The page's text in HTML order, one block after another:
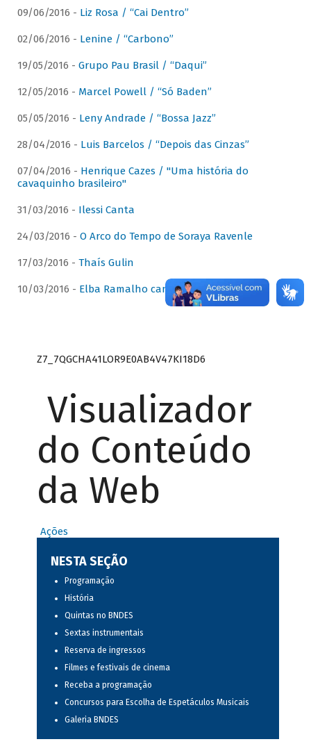
09/06/2016 - Liz Rosa / “Cai Dentro”
02/06/2016 - Lenine / “Carbono”
19/05/2016 - Grupo Pau Brasil / “Daqui”
12/05/2016 - Marcel Powell / “Só Baden”
05/05/2016 - Leny Andrade / “Bossa Jazz”
28/04/2016 - Luis Barcelos / “Depois das Cinzas”
07/04/2016 - Henrique Cazes / "Uma história do
cavaquinho brasileiro"
31/03/2016 - Ilessi Canta
24/03/2016 - O Arco do Tempo de Soraya Ravenle
17/03/2016 - Thaís Gulin
10/03/2016 - Elba Ramalho canta Dominguinhos
Z7_7QGCHA41LOR9E0AB4V47KI18D6
Visualizador
do Conteúdo
da Web
Ações
NESTA SEÇÃO
Programação
História
Quintas no BNDES
Sextas instrumentais
Reserva de ingressos
Filmes e festivais de cinema
Receba a programação
Concursos para Escolha de Espetáculos Musicais
Galeria BNDES